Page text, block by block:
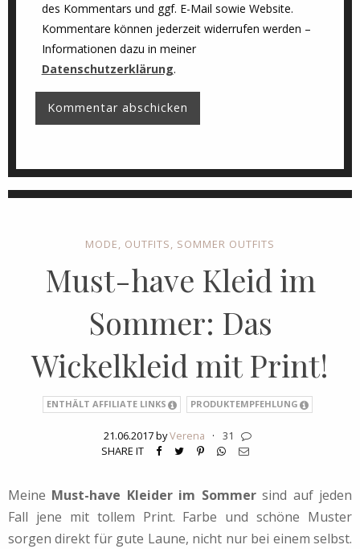
des Kommentars und ggf. E-Mail sowie Website.
Kommentare können jederzeit widerrufen werden –
Informationen dazu in meiner
Datenschutzerklärung.
MODE, OUTFITS, SOMMER OUTFITS
Must-have Kleid im
Sommer: Das
Wickelkleid mit Print!
ENTHÄLT AFFILIATE LINKS PRODUKTEMPFEHLUNG
21.06.2017 byVerena ·
31
SHARE IT
Meine Must-have Kleider im Sommersind auf jeden
Fall jene mit tollem Print. Farbe und schöne Muster
sorgen direkt für gute Laune, nicht nur bei einem selbst.